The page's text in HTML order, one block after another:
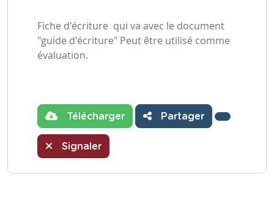
Fiche d'écriture qui va avec le document
"guide d'écriture" Peut être utilisé comme
évaluation.
Télécharger Partager
Signaler